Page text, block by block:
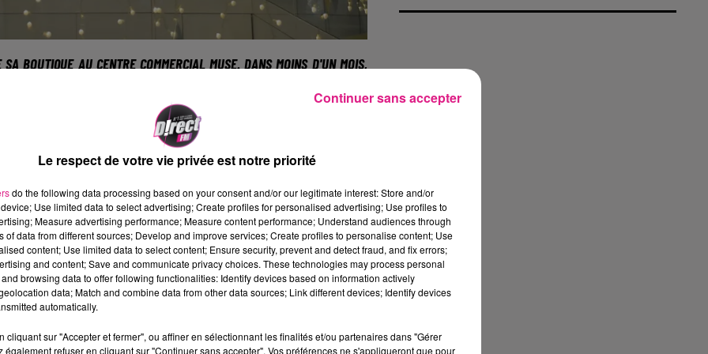
AU CENTRE COMMERCIAL MUSE. DANS MOINS D'UN MOIS,
D�COUVRIR L'ENSEIGNE DE PR�T-�-PORTER IRLANDAISE.
l'ouverture du magasin.
pensait que l'enseigne n'ouvrirait
a mis fin � toute rumeur ce
d'ouverture : le 21 mars 2018.
m2 am�nag�s, avec
prix propos�s � la vente.
devrait permettre de relancer
En effet, Primark doit faire
Le respect de votre vie privée est notre priorité
do the following data processing based on your consent and/or our legitimate interest: Store and/or
Use limited data to select advertising; Create profiles for personalised advertising; Use profiles to
Measure advertising performance; Measure content performance; Understand audiences through
of data from different sources; Develop and improve services; Create profiles to personalise content; Use
content; Use limited data to select content; Ensure security, prevent and detect fraud, and fix errors;
and content; Save and communicate privacy choices. These technologies may process personal
browsing data to offer following functionalities: Identify devices based on information actively
data; Match and combine data from other data sources; Link different devices; Identify devices
automatically.
cliquant sur "Accepter et fermer", ou affiner en sélectionnant les finalités et/ou partenaires dans "Gérer
également refuser en cliquant sur "Continuer sans accepter". Vos préférences ne s'appliqueront que pour
Continuer sans accepter